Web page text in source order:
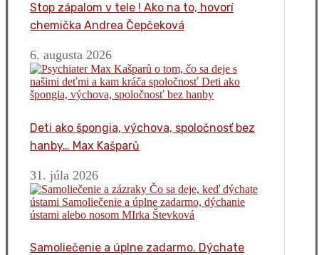
Stop zápalom v tele ! Ako na to, hovorí
chemička Andrea Čepčeková
6. augusta 2026
Deti ako špongia, výchova, spoločnosť bez
hanby… Max Kašparů
31. júla 2026
Samoliečenie a úplne zadarmo. Dýchate